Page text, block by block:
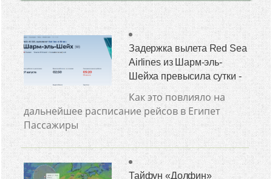
Задержка вылета Red Sea
Airlines из Шарм-эль-
Шейха превысила сутки -
Как это повлияло на
дальнейшее расписание рейсов в Египет
Пассажиры
Тайфун «Долфин»